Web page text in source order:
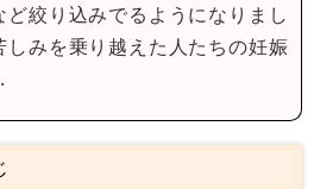
ど絞り込みでるようになりまし
しみを乗り越えた人たちの妊娠